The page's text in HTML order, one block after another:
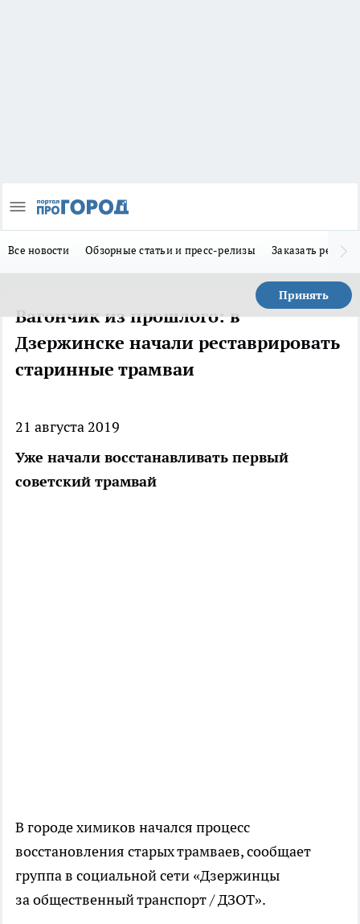
Все новости Обзорные статьи и пресс-релизы Заказать
Принять
Вагончик из прошлого: в
Дзержинске начали реставрировать
старинные трамваи
21 августа 2019
Уже начали восстанавливать первый
советский трамвай
В городе химиков начался процесс
восстановления старых трамваев, сообщает
группа в социальной сети «Дзержинцы
за общественный транспорт / ДЗОТ».